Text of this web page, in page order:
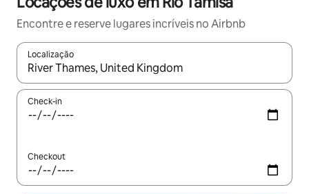
Encontre e reserve lugares incríveis no Airbnb
Localização
Quando os resultados estiverem disponíveis, explore-os
Check-in
Checkout